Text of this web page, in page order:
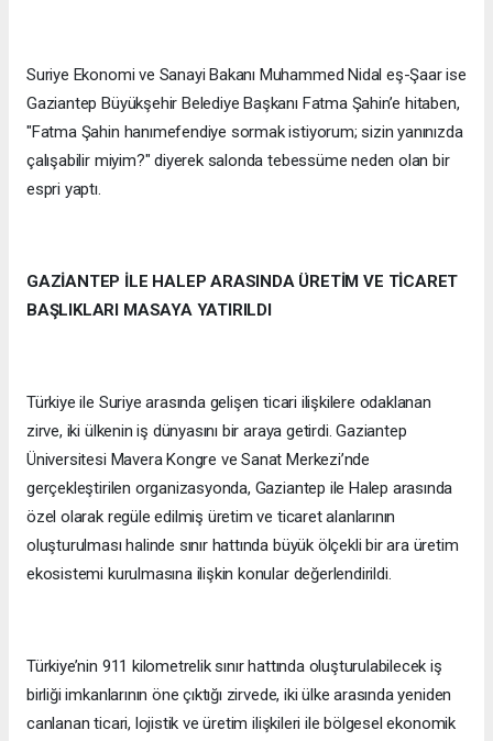
Suriye Ekonomi ve Sanayi Bakanı Muhammed Nidal eş-Şaar ise
Gaziantep Büyükşehir Belediye Başkanı Fatma Şahin’e hitaben,
"Fatma Şahin hanımefendiye sormak istiyorum; sizin yanınızda
çalışabilir miyim?" diyerek salonda tebessüme neden olan bir
espri yaptı.
GAZİANTEP İLE HALEP ARASINDA ÜRETİM VE TİCARET
BAŞLIKLARI MASAYA YATIRILDI
Türkiye ile Suriye arasında gelişen ticari ilişkilere odaklanan
zirve, iki ülkenin iş dünyasını bir araya getirdi. Gaziantep
Üniversitesi Mavera Kongre ve Sanat Merkezi’nde
gerçekleştirilen organizasyonda, Gaziantep ile Halep arasında
özel olarak regüle edilmiş üretim ve ticaret alanlarının
oluşturulması halinde sınır hattında büyük ölçekli bir ara üretim
ekosistemi kurulmasına ilişkin konular değerlendirildi.
Türkiye’nin 911 kilometrelik sınır hattında oluşturulabilecek iş
birliği imkanlarının öne çıktığı zirvede, iki ülke arasında yeniden
canlanan ticari, lojistik ve üretim ilişkileri ile bölgesel ekonomik